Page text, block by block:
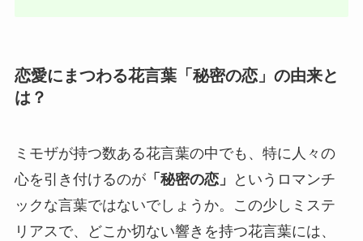
恋愛にまつわる花言葉「秘密の恋」の由来と
は？
ミモザが持つ数ある花言葉の中でも、特に人々の
心を引き付けるのが「秘密の恋」
というロマンチ
ックな言葉ではないでしょうか。この少しミステ
リアスで、どこか切ない響きを持つ花言葉には、